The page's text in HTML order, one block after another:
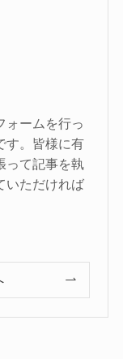
ォームを行っ
す。皆様に有
って記事を執
いただければ